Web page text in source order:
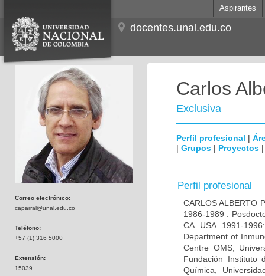
Aspirantes
docentes.unal.edu.co
Correo electrónico:
caparral@unal.edu.co
Teléfono:
+57 (1) 316 5000
Extensión:
15039
Carlos
Exclusiva
Perfil profesional |
| Grupos | Proyectos
Perfil profesional
CARLOS ALBERTO
1986-1989 :
CA. USA. 1991-
Department of
Centre OMS,
Fundación Instituto
Química,